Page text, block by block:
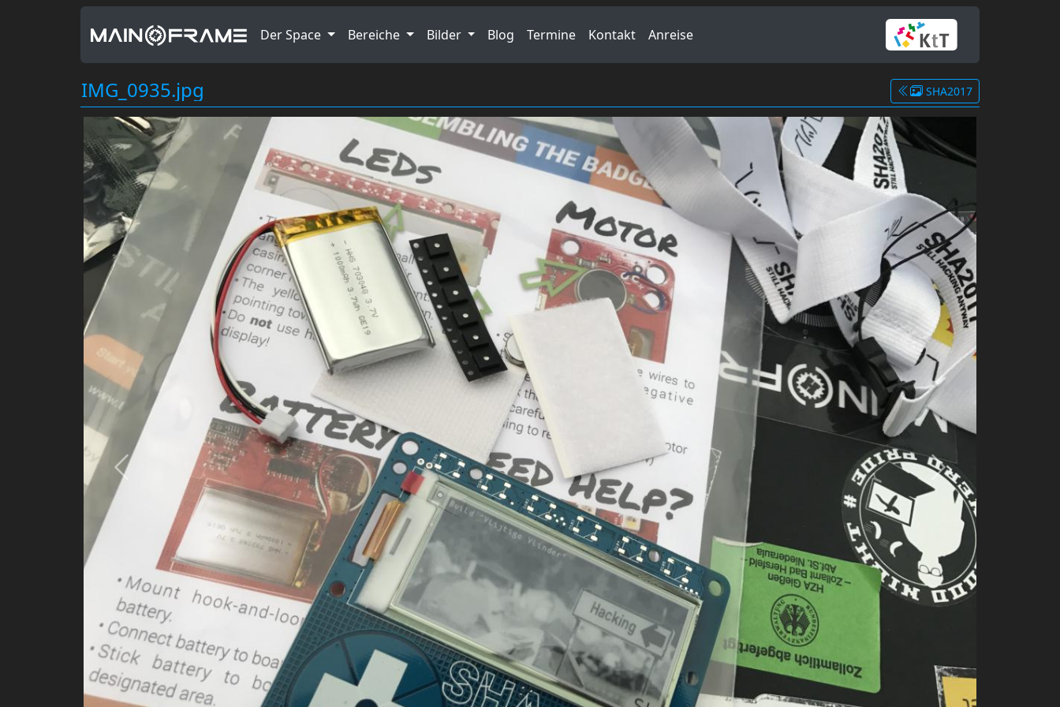
Der Space Bereiche Bilder Blog Termine Kontakt Anreise
IMG_0935.jpg SHA2017